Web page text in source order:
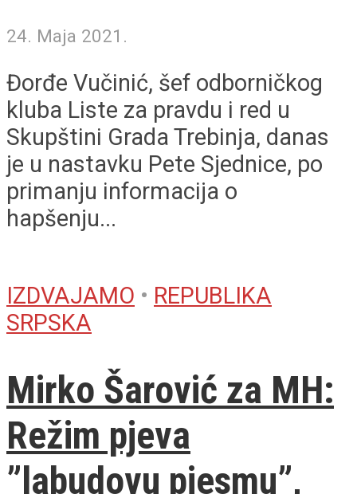
24. Maja 2021.
Đorđe Vučinić, šef odborničkog
kluba Liste za pravdu i red u
Skupštini Grada Trebinja, danas
je u nastavku Pete Sjednice, po
primanju informacija o
hapšenju...
IZDVAJAMO • REPUBLIKA
SRPSKA
Mirko Šarović za MH:
Režim pjeva
”labudovu pjesmu”,